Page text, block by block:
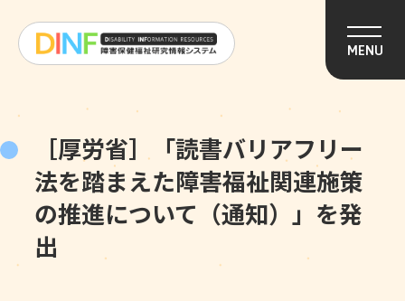
MENU
［厚労省］「読書バリアフリー
法を踏まえた障害福祉関連施策
の推進について（通知）」を発
出